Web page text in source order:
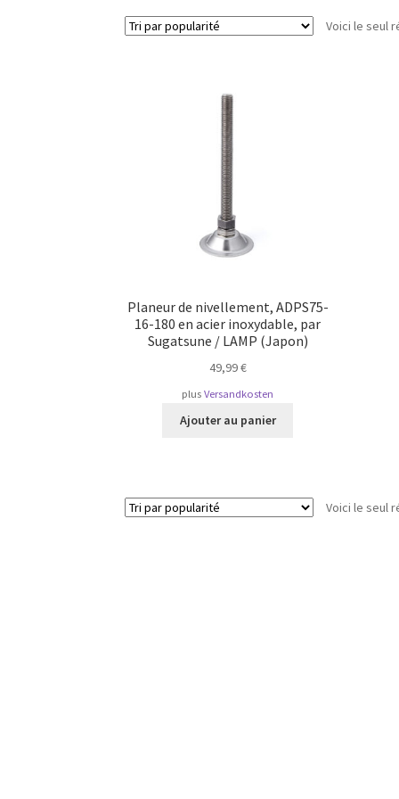
Voici le seul
Planeur de nivellement, ADPS75-
16-180 en acier inoxydable, par
Sugatsune / LAMP (Japon)
49,99€
plusVersandkosten
Ajouter au panier
Voici le seul